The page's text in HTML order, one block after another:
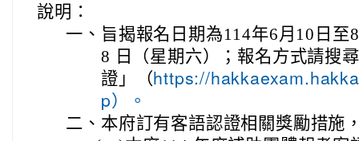
說明：
一、 旨揭報名日期為114年6月10日至
8 日（星期六）；報名方式請搜
證」（ https://
p）。
二、 本府訂有客語認證相關獎勵措施